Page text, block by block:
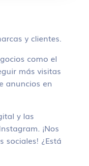
y clientes.
como el
más visitas
anuncios en
y las
¡Nos
sociales! ¿Está